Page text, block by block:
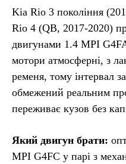
Kia Rio 3 покоління
Rio 4 (QB, 2017-2020)
двигунами 1.4 MPI
мотори атмосферні, з
ременя, тому інтервал
обмежений реальним
переживає кузов без
Який двигун брати:
MPI G4FC у парі з